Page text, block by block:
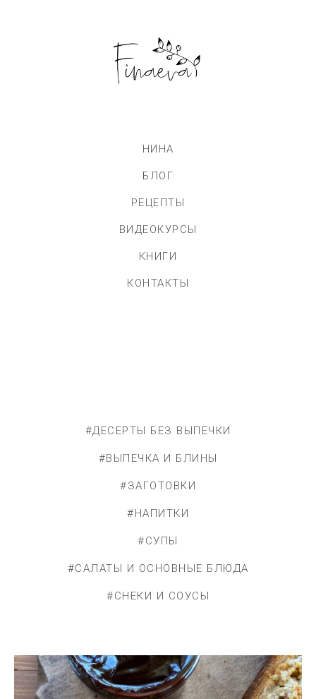
НИНА
БЛОГ
РЕЦЕПТЫ
ВИДЕОКУРСЫ
КНИГИ
КОНТАКТЫ
#ДЕСЕРТЫ БЕЗ ВЫПЕЧКИ
#ВЫПЕЧКА И БЛИНЫ
#ЗАГОТОВКИ
#НАПИТКИ
#СУПЫ
#САЛАТЫ И ОСНОВНЫЕ БЛЮДА
#СНЕКИ И СОУСЫ